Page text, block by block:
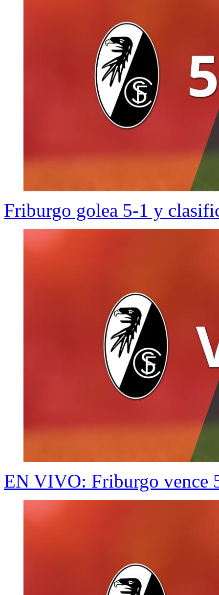
Friburgo golea 5-1 y
EN VIVO: Friburgo vence